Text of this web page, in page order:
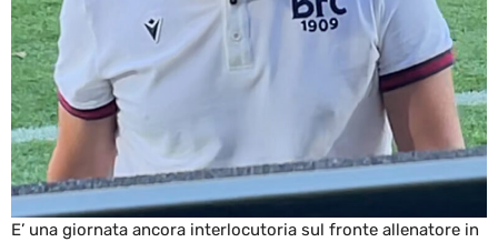
E’ una giornata ancora interlocutoria sul fronte allenatore in